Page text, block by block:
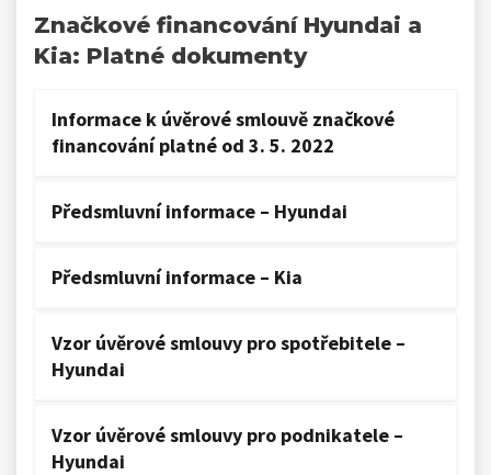
Značkové financování Hyundai a
Kia: Platné dokumenty
Informace k úvěrové smlouvě značkové
financování platné od 3. 5. 2022
Předsmluvní informace – Hyundai
Předsmluvní informace – Kia
Vzor úvěrové smlouvy pro spotřebitele –
Hyundai
Vzor úvěrové smlouvy pro podnikatele –
Hyundai